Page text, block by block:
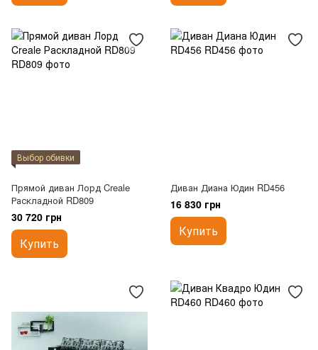
Выбор обивки
Прямой диван Лорд Creale
Раскладной RD809
30 720 грн
Купить
Диван Диана Юдин RD456
16 830 грн
Купить